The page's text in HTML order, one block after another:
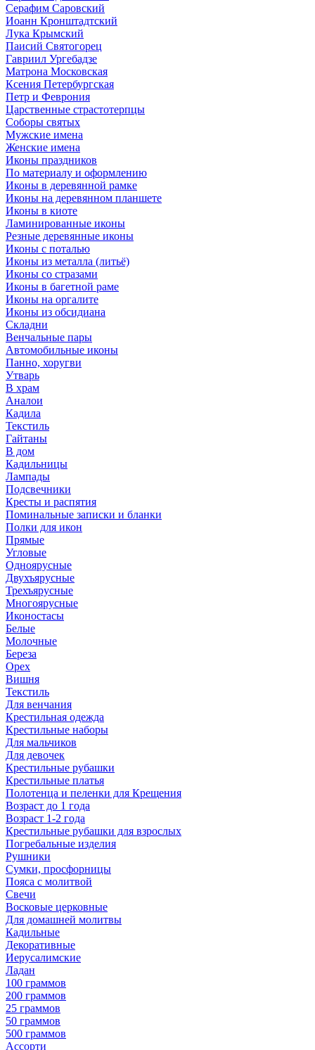
Серафим Саровский
Иоанн Кронштадтский
Лука Крымский
Паисий Святогорец
Гавриил Ургебадзе
Матрона Московская
Ксения Петербургская
Петр и Феврония
Царственные страстотерпцы
Соборы святых
Мужские имена
Женские имена
Иконы праздников
По материалу и оформлению
Иконы в деревянной рамке
Иконы на деревянном планшете
Иконы в киоте
Ламинированные иконы
Резные деревянные иконы
Иконы с поталью
Иконы из металла (литьё)
Иконы со стразами
Иконы в багетной раме
Иконы на оргалите
Иконы из обсидиана
Складни
Венчальные пары
Автомобильные иконы
Панно, хоругви
Утварь
В храм
Аналои
Кадила
Текстиль
Гайтаны
В дом
Кадильницы
Лампады
Подсвечники
Кресты и распятия
Поминальные записки и бланки
Полки для икон
Прямые
Угловые
Одноярусные
Двухъярусные
Трехъярусные
Многоярусные
Иконостасы
Белые
Молочные
Береза
Орех
Вишня
Текстиль
Для венчания
Крестильная одежда
Крестильные наборы
Для мальчиков
Для девочек
Крестильные рубашки
Крестильные платья
Полотенца и пеленки для Крещения
Возраст до 1 года
Возраст 1-2 года
Крестильные рубашки для взрослых
Погребальные изделия
Рушники
Сумки, просфорницы
Пояса с молитвой
Свечи
Восковые церковные
Для домашней молитвы
Кадильные
Декоративные
Иерусалимские
Ладан
100 граммов
200 граммов
25 граммов
50 граммов
500 граммов
Ассорти